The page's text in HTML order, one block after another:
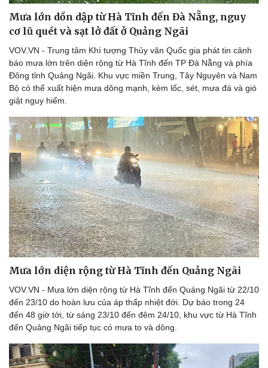
Mưa lớn dồn dập từ Hà Tĩnh đến Đà Nẵng, nguy
cơ lũ quét và sạt lở đất ở Quảng Ngãi
VOV.VN - Trung tâm Khí tượng Thủy văn Quốc gia phát tin cảnh
báo mưa lớn trên diện rộng từ Hà Tĩnh đến TP Đà Nẵng và phía
Đông tỉnh Quảng Ngãi. Khu vực miền Trung, Tây Nguyên và Nam
Bộ có thể xuất hiện mưa dông mạnh, kèm lốc, sét, mưa đá và gió
giật nguy hiểm.
Mưa lớn diện rộng từ Hà Tĩnh đến Quảng Ngãi
VOV.VN - Mưa lớn diện rộng từ Hà Tĩnh đến Quảng Ngãi từ 22/10
đến 23/10 do hoàn lưu của áp thấp nhiệt đới. Dự báo trong 24
đến 48 giờ tới, từ sáng 23/10 đến đêm 24/10, khu vực từ Hà Tĩnh
đến Quảng Ngãi tiếp tục có mưa to và dông.